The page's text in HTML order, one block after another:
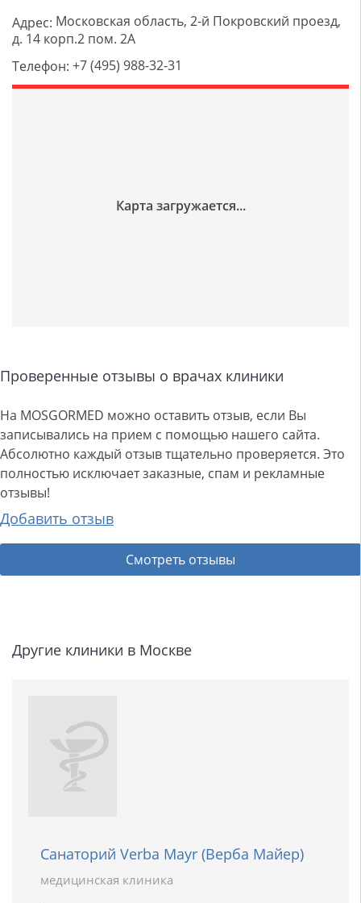
Адрес: Московская область, 2-й Покровский проезд,
д. 14 корп.2 пом. 2А
Телефон: +7 (495) 988-32-31
Проверенные отзывы о врачах клиники
На MOSGORMED можно оставить отзыв, если Вы
записывались на прием с помощью нашего сайта.
Абсолютно каждый отзыв тщательно проверяется. Это
полностью исключает заказные, спам и рекламные
отзывы!
Добавить отзыв
Смотреть отзывы
Другие клиники в Москве
Санаторий Verba Mayr (Верба Майер)
медицинская клиника